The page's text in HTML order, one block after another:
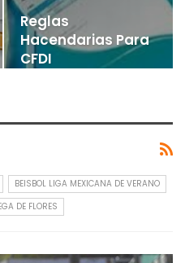
Reglas
Hacendarias Para
CFDI
BEISBOL LIGA MEXICANA DE VERANO
DE FLORES